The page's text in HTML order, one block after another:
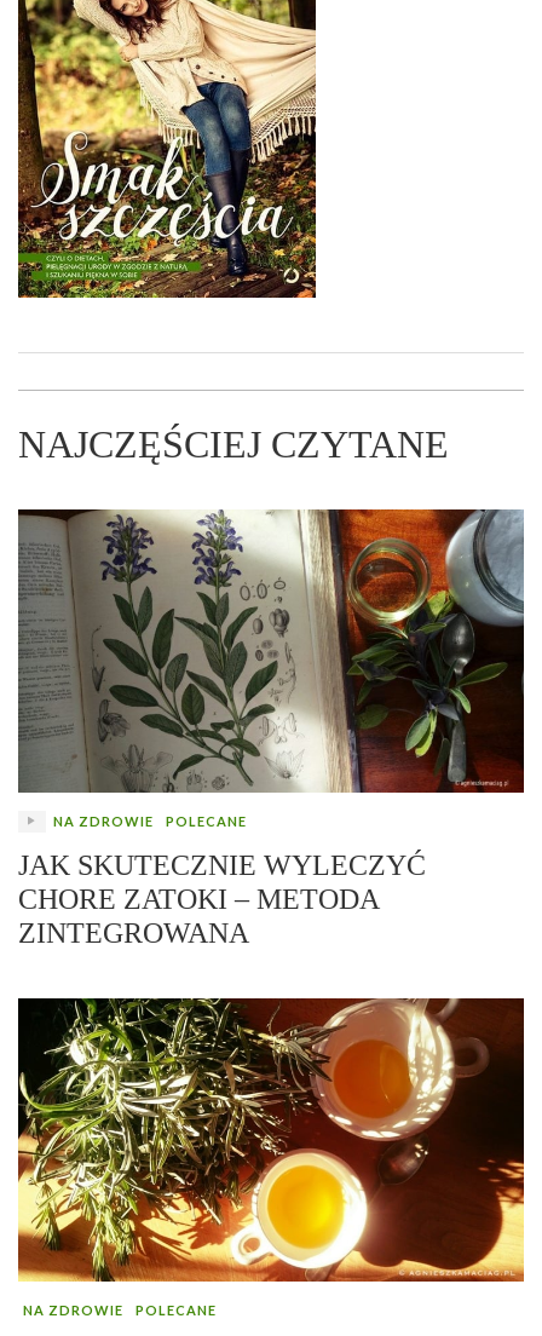
NAJCZĘŚCIEJ CZYTANE
NA ZDROWIE POLECANE
JAK SKUTECZNIE WYLECZYĆ
CHORE ZATOKI – METODA
ZINTEGROWANA
NA ZDROWIE POLECANE